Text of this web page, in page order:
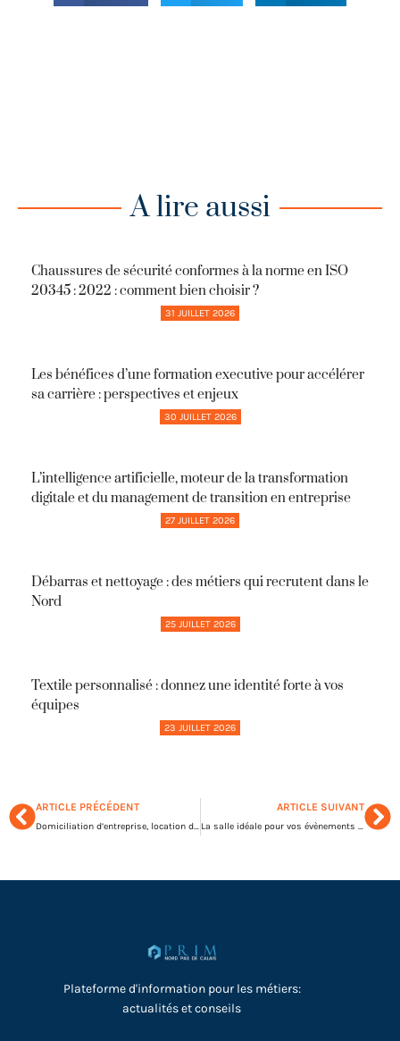
A lire aussi
Chaussures de sécurité conformes à la norme en ISO
20345 : 2022 : comment bien choisir ?
31 JUILLET 2026
Les bénéfices d’une formation executive pour accélérer
sa carrière : perspectives et enjeux
30 JUILLET 2026
L’intelligence artificielle, moteur de la transformation
digitale et du management de transition en entreprise
27 JUILLET 2026
Débarras et nettoyage : des métiers qui recrutent dans le
Nord
25 JUILLET 2026
Textile personnalisé : donnez une identité forte à vos
équipes
23 JUILLET 2026
ARTICLE PRÉCÉDENT
Domiciliation d’entreprise, location de bureau pour les entrepreneurs
ARTICLE SUIVANT
La salle idéale pour vos évènements dans le nord de la France
Plateforme d'information pour les métiers:
actualités et conseils